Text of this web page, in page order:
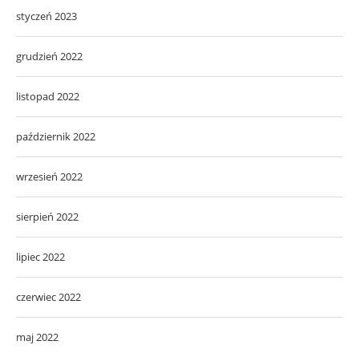
styczeń 2023
grudzień 2022
listopad 2022
październik 2022
wrzesień 2022
sierpień 2022
lipiec 2022
czerwiec 2022
maj 2022